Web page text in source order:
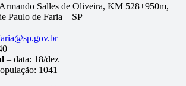
Salles de Oliveira, KM 528+950m,
Paulo de Faria – SP
– data: 18/dez
1041